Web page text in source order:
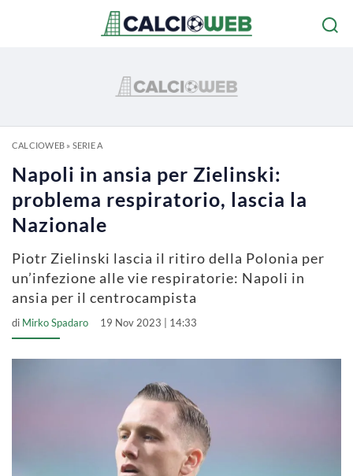
CALCIOWEB» SERIE A
Napoli in ansia per Zielinski:
problema respiratorio, lascia la
Nazionale
Piotr Zielinski lascia il ritiro della Polonia per
un’infezione alle vie respiratorie: Napoli in
ansia per il centrocampista
di Mirko Spadaro 19 Nov 2023 | 14:33